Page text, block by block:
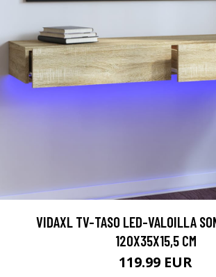
VIDAXL TV-TASO LED-VALOILLA
120X35X15,5 CM
119.99 EUR